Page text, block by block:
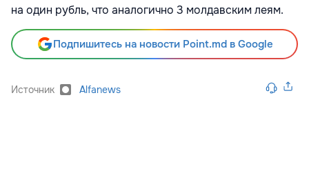
на один рубль, что аналогично 3 молдавским леям.
Подпишитесь на новости Point.md в Google
Источник Alfanews